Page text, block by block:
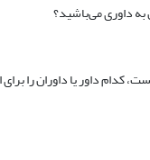
به داوری می‌باشید؟
داور یا داوران را برای